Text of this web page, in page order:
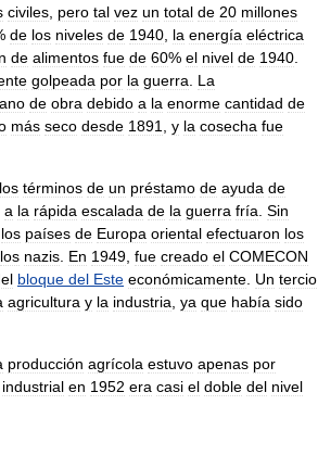
civiles, pero tal vez un total de 20 millones
de los niveles de 1940, la energía eléctrica
de alimentos fue de 60% el nivel de 1940.
golpeada por la guerra. La
de obra debido a la enorme cantidad de
más seco desde 1891, y la cosecha fue
los términos de un préstamo de ayuda de
a la rápida escalada de la guerra fría. Sin
los países de Europa oriental efectuaron los
los nazis. En 1949, fue creado el COMECON
bloque del Este económicamente. Un tercio
agricultura y la industria, ya que había sido
producción agrícola estuvo apenas por
industrial en 1952 era casi el doble del nivel